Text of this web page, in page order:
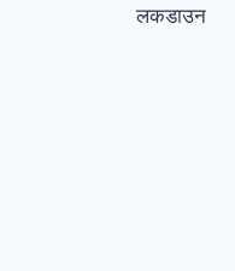
लकडाउन